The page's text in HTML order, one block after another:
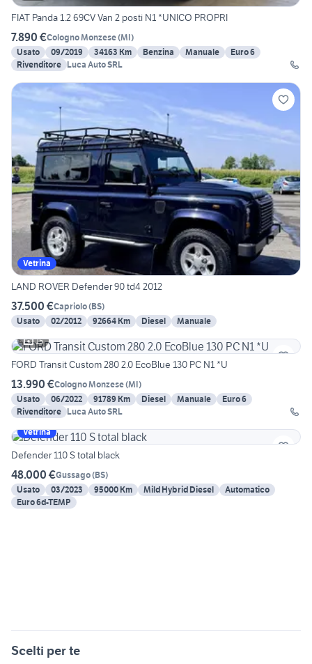
FIAT Panda 1.2 69CV Van 2 posti N1 *UNICO PROPRI
7.890 €Cologno Monzese(MI)
Usato
09/2019 34163 Km Benzina Manuale
Euro 6
Rivenditore Luca Auto SRL
Vetrina
LAND ROVER Defender 90 td4 2012
37.500 €Capriolo(BS)
Usato
02/2012 92664 Km Diesel
Manuale
15
FORD Transit Custom 280 2.0 EcoBlue 130 PC N1 *U
13.990 €Cologno Monzese(MI)
Usato
06/2022 91789 Km Diesel Manuale
Euro 6
Rivenditore Luca Auto SRL
Vetrina
Defender 110 S total black
48.000 €Gussago(BS)
Usato
03/2023 95000 Km Mild Hybrid Diesel
Automatico
Euro 6d-TEMP
Scelti per te